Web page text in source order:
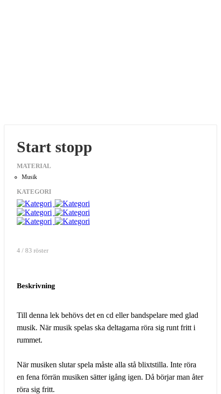
Start stopp
MATERIAL
Musik
KATEGORI
4 / 83 röster
Beskrivning
Till denna lek behövs det en cd eller bandspelare med glad
musik. När musik spelas ska deltagarna röra sig runt fritt i
rummet.
När musiken slutar spela måste alla stå blixtstilla. Inte röra
en fena förrän musiken sätter igång igen. Då börjar man åter
röra sig fritt.